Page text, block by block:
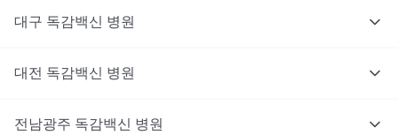
대구 독감백신 병원
대전 독감백신 병원
전남광주 독감백신 병원